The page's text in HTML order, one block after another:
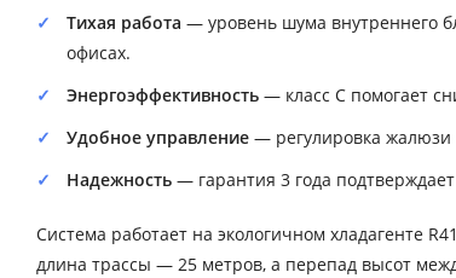
Тихая работа — уровень шума внутреннего
офисах.
Энергоэффективность — класс C помогает
Удобное управление — регулировка жалюзи
Надежность — гарантия 3 года
Система работает на экологичном хладагенте
длина трассы — 25 метров, а перепад высот